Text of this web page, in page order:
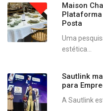
Maison
Plataforma
Posta
Uma
estética...
Sautlink
para
A Sautlink